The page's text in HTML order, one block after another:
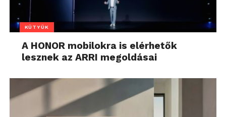
KÜTYÜK
A HONOR mobilokra is elérhetők
lesznek az ARRI megoldásai